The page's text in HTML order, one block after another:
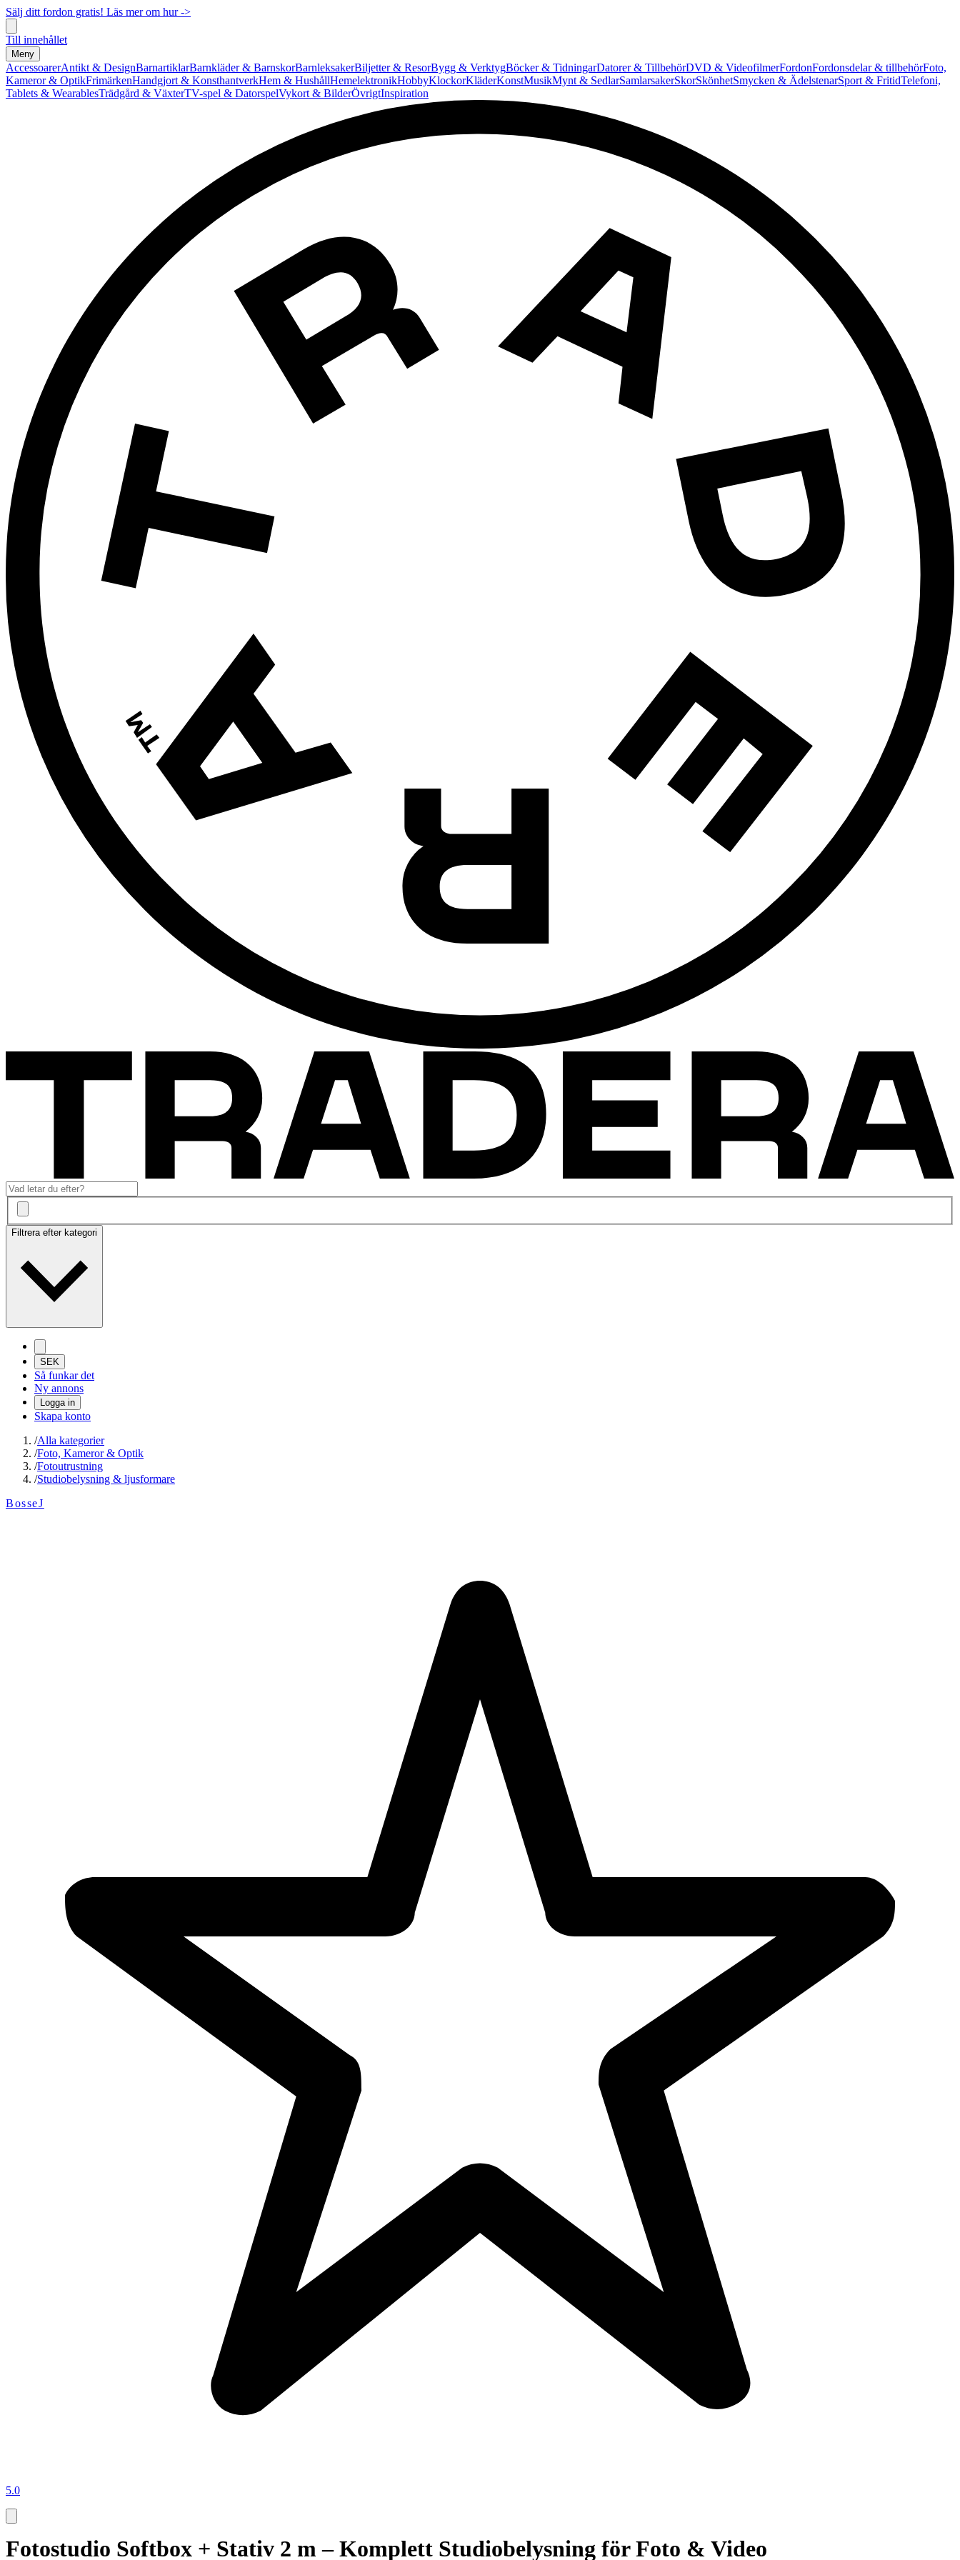
Sälj ditt fordon gratis! Läs mer om hur ->
Till innehållet
Meny
AccessoarerAntikt & DesignBarnartiklarBarnkläder & BarnskorBarnleksakerBiljetter & ResorBygg & VerktygBöcker & TidningarDatorer & TillbehörDVD & VideofilmerFordonFordonsdelar & tillbehörFoto,
Kameror & OptikFrimärkenHandgjort & KonsthantverkHem & HushållHemelektronikHobbyKlockorKläderKonstMusikMynt & SedlarSamlarsakerSkorSkönhetSmycken & ÄdelstenarSport & FritidTelefoni,
Tablets & WearablesTrädgård & VäxterTV-spel & DatorspelVykort & BilderÖvrigtInspiration
Filtrera efter kategori
SEK
Så funkar det
Ny annons
Logga in
Skapa konto
/Alla kategorier
/Foto, Kameror & Optik
/Fotoutrustning
/Studiobelysning & ljusformare
BosseJ
5.0
Fotostudio Softbox + Stativ 2 m – Komplett Studiobelysning för Foto & Video